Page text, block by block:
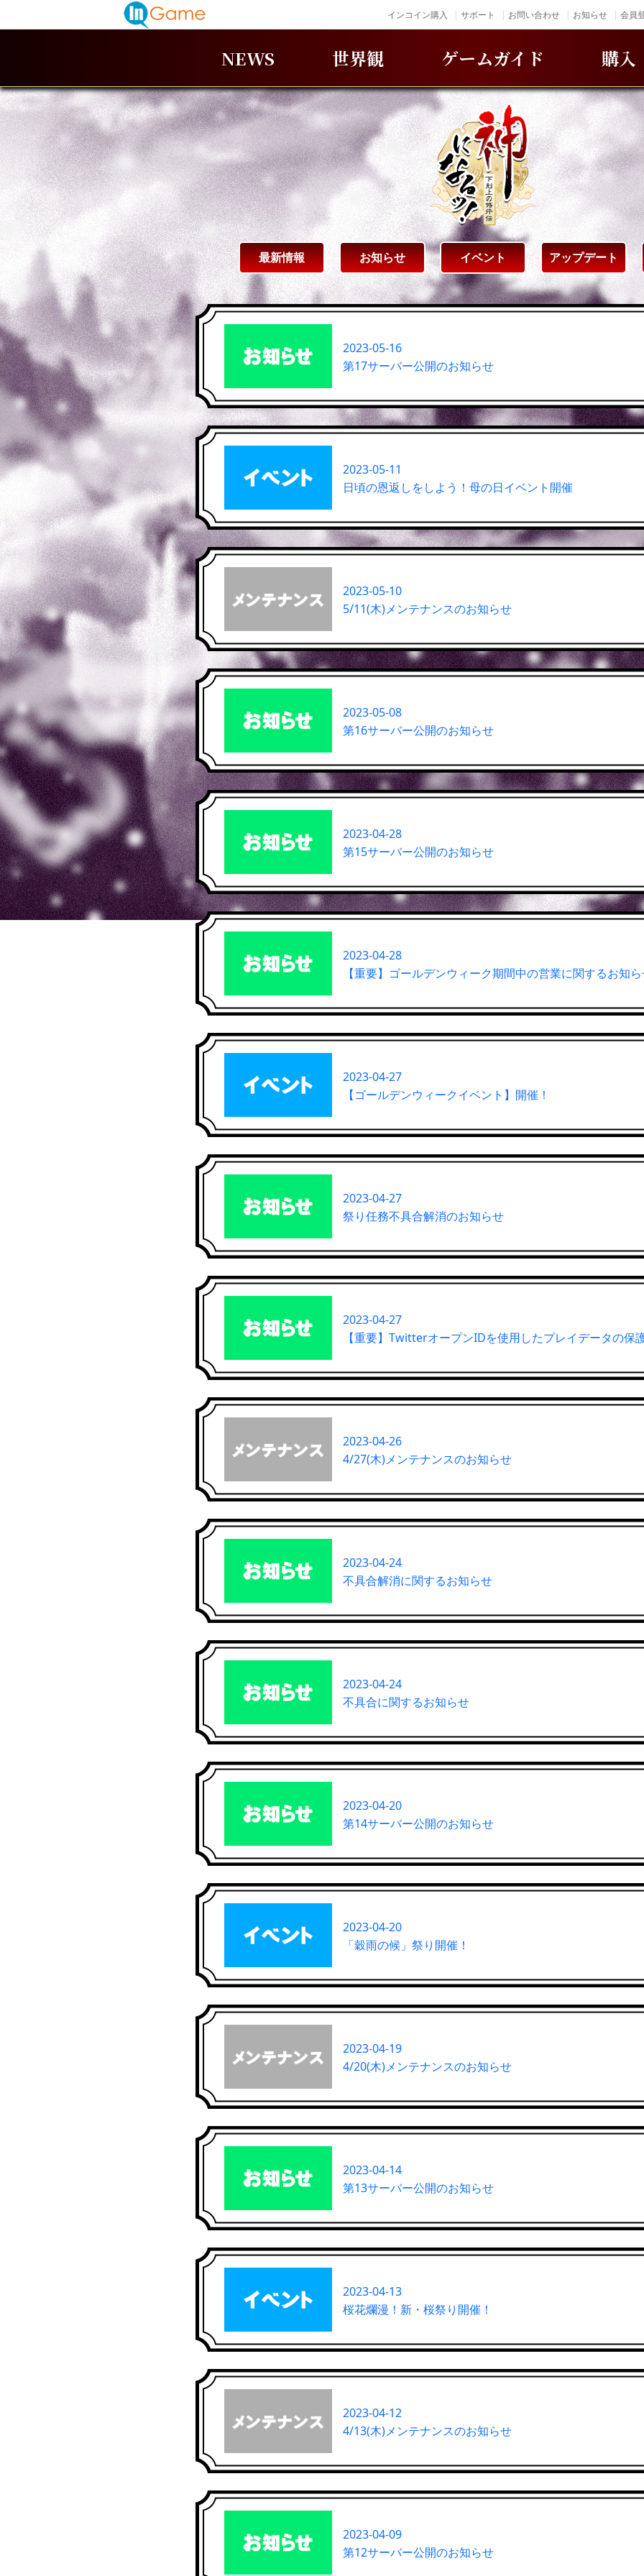
インコイン購入 サポート お問い合わせ お知らせ 会員
NEWS 世界観 ゲームガイド 購入
最新情報 お知らせ イベント アップデート
2023-05-16
第17サーバー公開のお知らせ
2023-05-11
日頃の恩返しをしよう！母の日イベント開催
2023-05-10
5/11(木)メンテナンスのお知らせ
2023-05-08
第16サーバー公開のお知らせ
2023-04-28
第15サーバー公開のお知らせ
2023-04-28
【重要】ゴールデンウィーク期間中の営業に関するお知
2023-04-27
【ゴールデンウィークイベント】開催！
2023-04-27
祭り任務不具合解消のお知らせ
2023-04-27
【重要】TwitterオープンIDを使用したプレイデータの
2023-04-26
4/27(木)メンテナンスのお知らせ
2023-04-24
不具合解消に関するお知らせ
2023-04-24
不具合に関するお知らせ
2023-04-20
第14サーバー公開のお知らせ
2023-04-20
「穀雨の候」祭り開催！
2023-04-19
4/20(木)メンテナンスのお知らせ
2023-04-14
第13サーバー公開のお知らせ
2023-04-13
桜花爛漫！新・桜祭り開催！
2023-04-12
4/13(木)メンテナンスのお知らせ
2023-04-09
第12サーバー公開のお知らせ